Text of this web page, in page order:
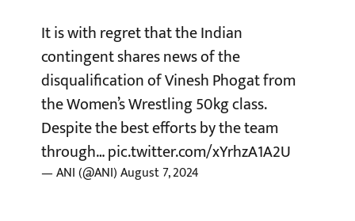
It is with regret that the Indian
contingent shares news of the
disqualification of Vinesh Phogat from
the Women’s Wrestling 50kg class.
Despite the best efforts by the team
through…pic.twitter.com/xYrhzA1A2U
— ANI (@ANI)August 7, 2024